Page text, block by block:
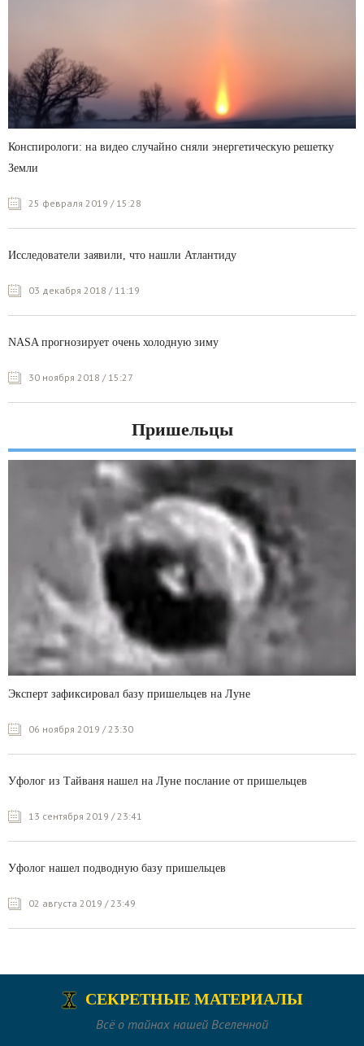
Конспирологи: на видео случайно сняли энергетическую решетку
Земли
25 февраля 2019 / 15:28
Исследователи заявили, что нашли Атлантиду
03 декабря 2018 / 11:19
NASA прогнозирует очень холодную зиму
30 ноября 2018 / 15:27
Пришельцы
Эксперт зафиксировал базу пришельцев на Луне
06 ноября 2019 / 23:30
Уфолог из Тайваня нашел на Луне послание от пришельцев
13 сентября 2019 / 23:41
Уфолог нашел подводную базу пришельцев
02 августа 2019 / 23:49
СЕКРЕТНЫЕ МАТЕРИАЛЫ
Всё о тайнах нашей Вселенной